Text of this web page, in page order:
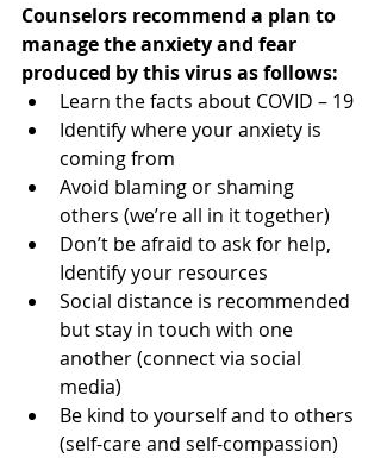
Counselors recommend a plan to
manage the anxiety and fear
produced by this virus as follows:
Learn the facts about COVID – 19
Identify where your anxiety is
coming from
Avoid blaming or shaming
others (we’re all in it together)
Don’t be afraid to ask for help,
Identify your resources
Social distance is recommended
but stay in touch with one
another (connect via social
media)
Be kind to yourself and to others
(self-care and self-compassion)